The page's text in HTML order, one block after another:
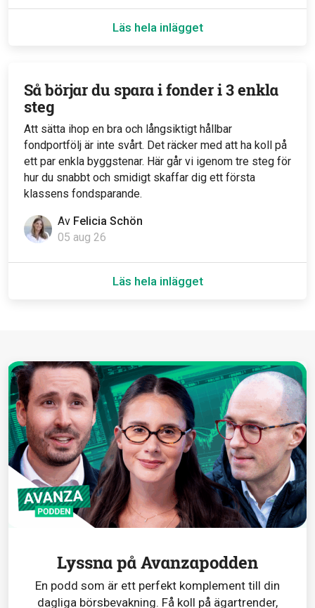
Läs hela inlägget
Av Felicia Schön
05 aug 26
Så börjar du spara i fonder i 3 enkla
steg
Att sätta ihop en bra och långsiktigt hållbar
fondportfölj är inte svårt. Det räcker med att ha koll på
ett par enkla byggstenar. Här går vi igenom tre steg för
hur du snabbt och smidigt skaffar dig ett första
klassens fondsparande.
Läs hela inlägget
Lyssna på Avanzapodden
En podd som är ett perfekt komplement till din
dagliga börsbevakning. Få koll på ägartrender,